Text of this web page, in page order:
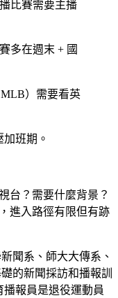
比賽需要主播
多在週末 + 國
）需要看英
班期。
台？需要什麼背景？
進入路徑有限但有跡
新聞系、師大大傳系、
的新聞採訪和播報訓
播報員是退役運動員